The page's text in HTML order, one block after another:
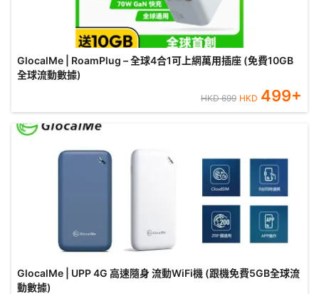
GlocalMe | RoamPlug – 全球4合1可上網萬用插座 (免費10GB
全球流動數據)
HKD699 HKD 499+
GlocalMe | UPP 4G 高速隨身 流動WiFi機 (跟機免費5GB全球流
動數據)